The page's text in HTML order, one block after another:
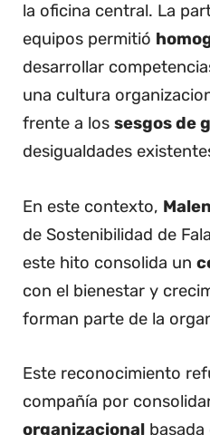
la oficina central. La
equipos permitió
desarrollar
una cultura
frente a los sesgos de
desigualdades
En este contexto,
de Sostenibilidad de
este hito consolida un
con el bienestar y
forman parte de la
Este reconocimiento
compañía por
organizacional basada